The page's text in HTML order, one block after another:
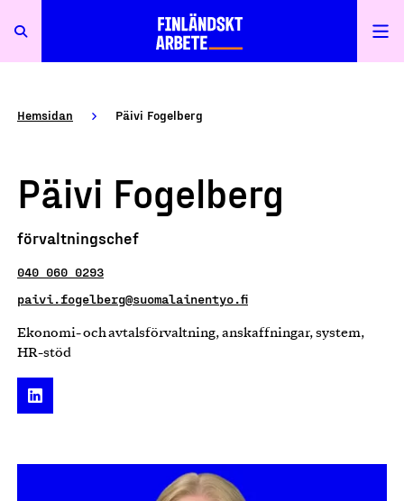
Hemsidan Päivi Fogelberg
Päivi Fogelberg
förvaltningschef
040 060 0293
paivi.fogelberg@suomalainentyo.fi
Ekonomi- och avtalsförvaltning, anskaffningar, system,
HR-stöd